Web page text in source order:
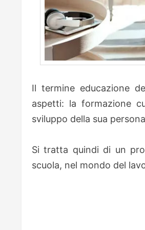
Il termine educazione
aspetti: la formazione
sviluppo della sua
Si tratta quindi di un
scuola, nel mondo del